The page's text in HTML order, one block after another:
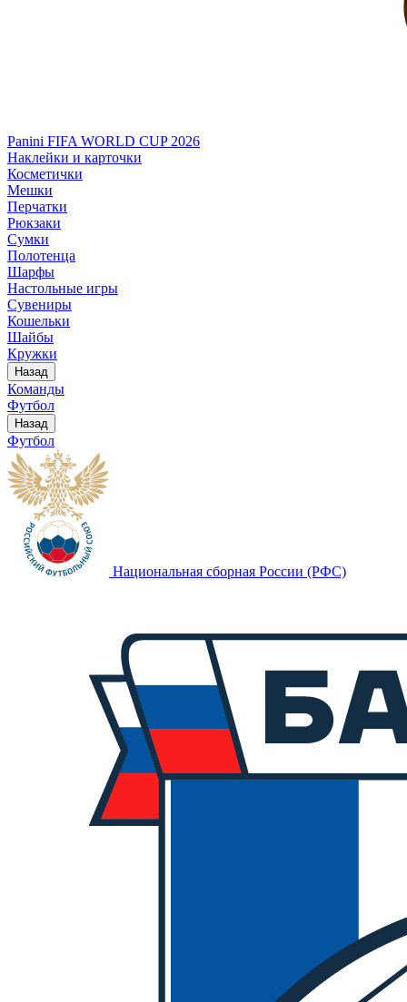
Panini FIFA WORLD CUP 2026
Наклейки и карточки
Косметички
Мешки
Перчатки
Рюкзаки
Сумки
Полотенца
Шарфы
Настольные игры
Сувениры
Кошельки
Шайбы
Кружки
Назад
Команды
Футбол
Назад
Футбол
Национальная сборная России (РФС)